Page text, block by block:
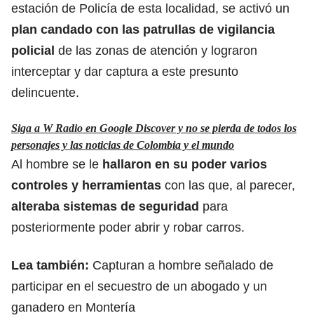
estación de Policía de esta localidad, se activó un
plan candado con las patrullas de vigilancia
policial de las zonas de atención y lograron
interceptar y dar captura a este presunto
delincuente.
Siga a W Radio en Google Discover y no se pierda de todos los
personajes y las noticias de Colombia y el mundo
Al hombre se le hallaron en su poder varios
controles y herramientas con las que, al parecer,
alteraba sistemas de seguridad para
posteriormente poder abrir y robar carros.
Lea también: Capturan a hombre señalado de
participar en el secuestro de un abogado y un
ganadero en Montería